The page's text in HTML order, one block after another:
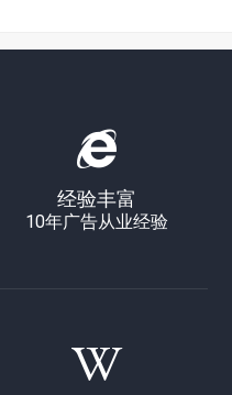
经验丰富
10年广告从业经验